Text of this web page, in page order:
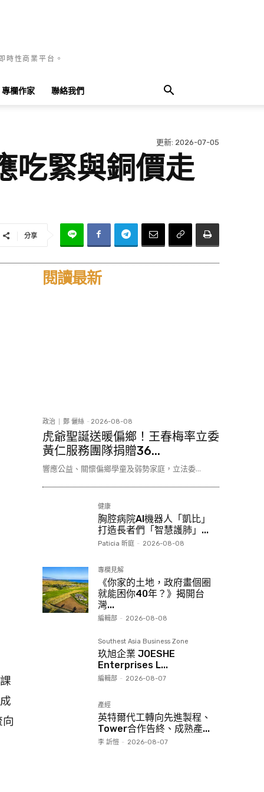
時性商業平台。
專欄作家 聯絡我們
更新: 2026-07-05
吃緊與銅價走
分享
閱讀最新
政治 鄭 儷絲 - 2026-08-08
虎爺聖誕送暖偏鄉！王春梅率立委
黃仁服務團隊捐贈36...
響應公益、關懷偏鄉學童及弱勢家庭，立法委...
健康
胸腔病院AI機器人「凱比」
打造長者們「智慧護肺」...
Paticia 昕庭 - 2026-08-08
專欄見解
《你家的土地，政府畫個圈
就能困你40年？》揭開台
灣...
編輯部 - 2026-08-08
Southest Asia Business Zone
玖旭企業 JOESHE
Enterprises L...
編輯部 - 2026-08-07
產經
英特爾代工轉向先進製程、
Tower合作告終、成熟產...
李 訢愷 - 2026-08-07